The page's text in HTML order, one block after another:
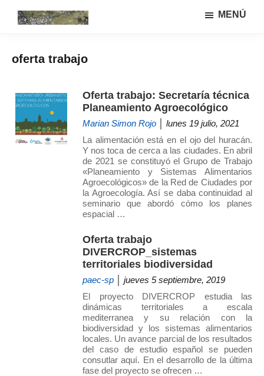
lateral
y
sistemas
investigación
MENÚ
oferta trabajo
Oferta trabajo: Secretaría técnica
Planeamiento Agroecológico
Marian Simon Rojo │ lunes 19 julio, 2021
La alimentación está en el ojo del huracán.
Y nos toca de cerca a las ciudades. En abril
de 2021 se constituyó el Grupo de Trabajo
«Planeamiento y Sistemas Alimentarios
Agroecológicos» de la Red de Ciudades por
la Agroecología. Así se daba continuidad al
seminario que abordó cómo los planes
espacial …
Oferta trabajo
DIVERCROP_sistemas
territoriales biodiversidad
paec-sp │ jueves 5 septiembre, 2019
El proyecto DIVERCROP estudia las
dinámicas territoriales a escala
mediterranea y su relación con la
biodiversidad y los sistemas alimentarios
locales. Un avance parcial de los resultados
del caso de estudio español se pueden
consutlar aquí. En el desarrollo de la última
fase del proyecto se ofrecen …